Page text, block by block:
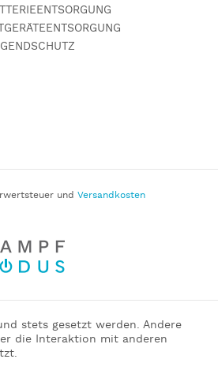
und Versandkosten
stets gesetzt werden. Andere
die Interaktion mit anderen